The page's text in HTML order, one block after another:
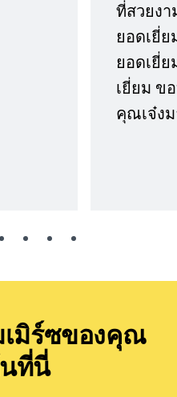
ที่สวยง
ยอดเยี่ย
ยอดเยี่
เยี่ยม ข
คุณเจ๋ง
มิร์ซของคุณ
ที่นี่